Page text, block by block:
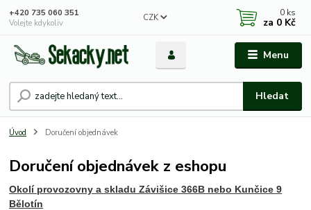
Menu
CZK
Hledat
+420 735 060 351
Volejte kdykoliv
0 ks
za 0 Kč
Úvod Doručení objednávek
Doručení objednávek z eshopu
Okolí provozovny a skladu Závišice 366B nebo Kunčice 9
Bělotín